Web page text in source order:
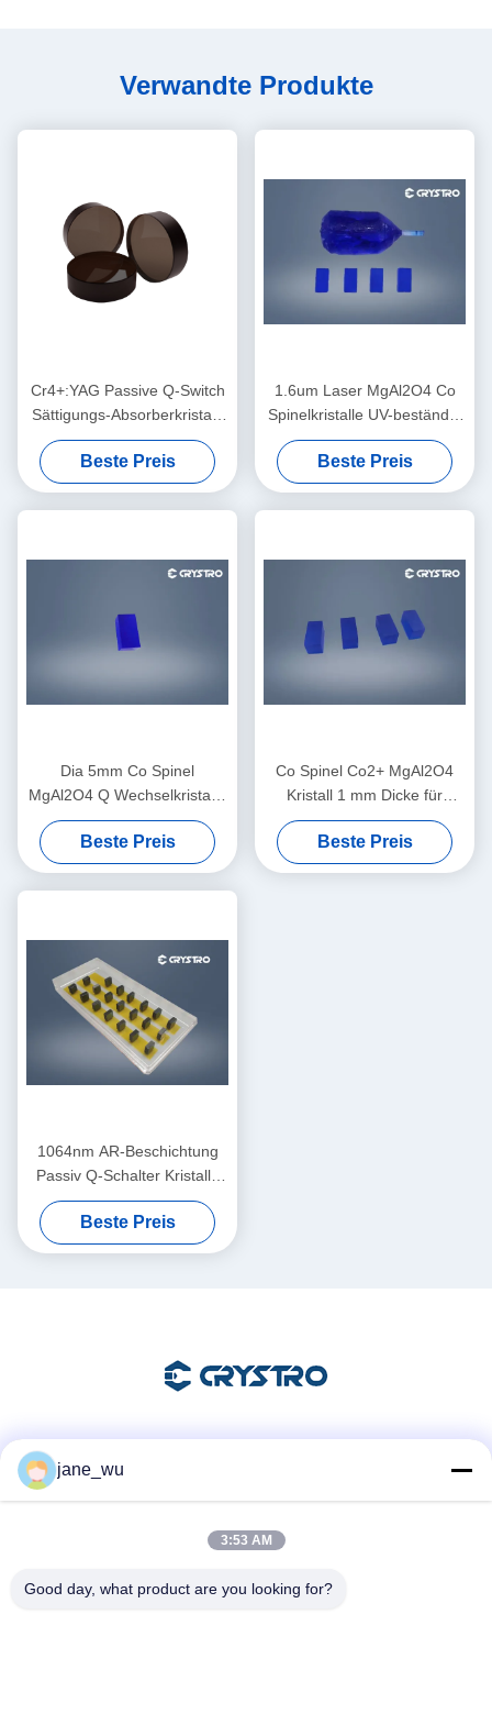
Verwandte Produkte
Cr4+:YAG Passive Q-Switch
Sättigungs-Absorberkristall,
hoher
Laserschadensschwelle und
stabiler
Wiederholfrequenzbetrieb
Beste Preis
1.6um Laser MgAl2O4 Co
Spinelkristalle UV-beständig
ohne Intrakavität
Beste Preis
Dia 5mm Co Spinel
MgAl2O4 Q Wechselkristalle
für 1540nm Eyesafe Laser
Beste Preis
Co Spinel Co2+ MgAl2O4
Kristall 1 mm Dicke für
Hochleistungslaser
Beste Preis
1064nm AR-Beschichtung
Passiv Q-Schalter Kristalle
chemisch stabil
Beste Preis
jane_wu
3:53 AM
Good day, what product are you looking for?